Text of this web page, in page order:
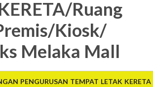
Ruang
Kiosk/
Melaka Mall
PENGURUSAN TEMPAT LETAK